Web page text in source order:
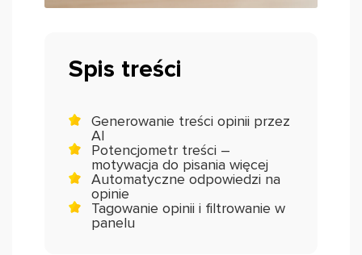
Spis treści
Generowanie treści opinii przez
AI
Potencjometr treści –
motywacja do pisania więcej
Automatyczne odpowiedzi na
opinie
Tagowanie opinii i filtrowanie w
panelu